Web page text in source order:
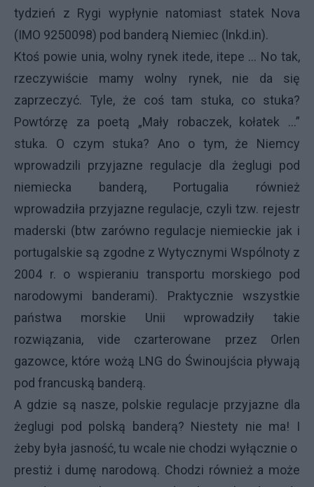
tydzień z Rygi wypłynie natomiast statek Nova
(IMO 9250098) pod banderą Niemiec (lnkd.in).
Ktoś powie unia, wolny rynek itede, itepe … No tak,
rzeczywiście mamy wolny rynek, nie da się
zaprzeczyć. Tyle, że coś tam stuka, co stuka?
Powtórzę za poetą „Mały robaczek, kołatek …”
stuka. O czym stuka? Ano o tym, że Niemcy
wprowadzili przyjazne regulacje dla żeglugi pod
niemiecka banderą, Portugalia również
wprowadziła przyjazne regulacje, czyli tzw. rejestr
maderski (btw zarówno regulacje niemieckie jak i
portugalskie są zgodne z Wytycznymi Wspólnoty z
2004 r. o wspieraniu transportu morskiego pod
narodowymi banderami). Praktycznie wszystkie
państwa morskie Unii wprowadziły takie
rozwiązania, vide czarterowane przez Orlen
gazowce, które wożą LNG do Świnoujścia pływają
pod francuską banderą.
A gdzie są nasze, polskie regulacje przyjazne dla
żeglugi pod polską banderą? Niestety nie ma! I
żeby była jasność, tu wcale nie chodzi wyłącznie o
prestiż i dumę narodową. Chodzi również a może